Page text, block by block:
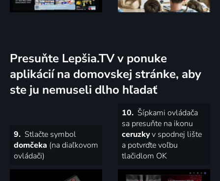
Presuňte Lepšia.TV v ponuke
aplikácií na domovskej stránke, aby
ste ju nemuseli dlho hľadať
9. Stlačte symbol
domčeka (na diaľkovom
ovládači)
10. Šípkami ovládača
sa presuňte na ikonu
ceruzkyv spodnej lište
a potvrďte voľbu
tlačidlom OK